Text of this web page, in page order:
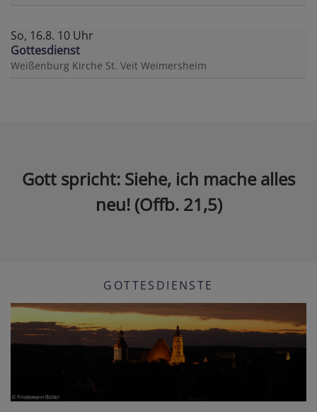
So, 16.8. 10 Uhr
Gottesdienst
Weißenburg Kirche St. Veit Weimersheim
Gott spricht: Siehe, ich mache alles
neu! (Offb. 21,5)
GOTTESDIENSTE